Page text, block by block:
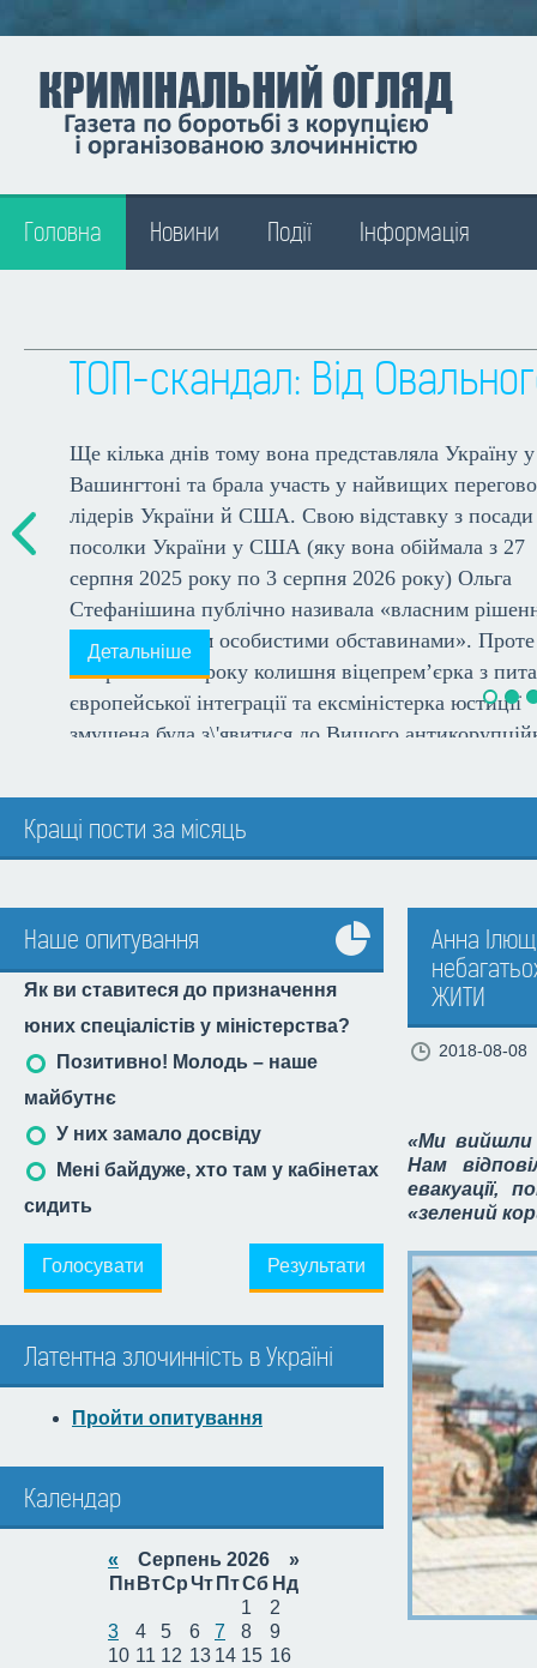
Головна Новини Події Інформація
Кращі пости за місяць
Наше опитування
Усі
опитування
Як ви ставитеся до призначення
юних спеціалістів у міністерства?
Позитивно! Молодь – наше
майбутнє
У них замало досвіду
Мені байдуже, хто там у кабінетах
сидить
Голосувати Результати
Латентна злочинність в Україні
Пройти опитування
Календар
« Серпень 2026 »
Пн ВтСрЧт ПтСб Нд
1
2
3
4 5 6 7 8
9
10 11 12 13 14 15 16
Анна
ЖИТИ
2018-08-08
«Ми вийшли
Нам
евакуації,
«зелений